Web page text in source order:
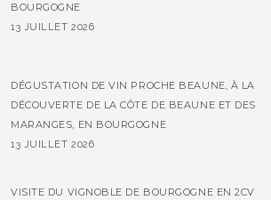
BOURGOGNE
13 JUILLET 2026
DÉGUSTATION DE VIN PROCHE BEAUNE, À LA
DÉCOUVERTE DE LA CÔTE DE BEAUNE ET DES
MARANGES, EN BOURGOGNE
13 JUILLET 2026
VISITE DU VIGNOBLE DE BOURGOGNE EN 2CV